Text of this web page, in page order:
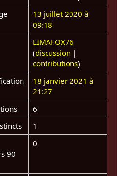
13 juillet 2020 à
09:18
LIMAFOX76
(discussion|
contributions)
18 janvier 2021 à
21:27
6
1
90
0